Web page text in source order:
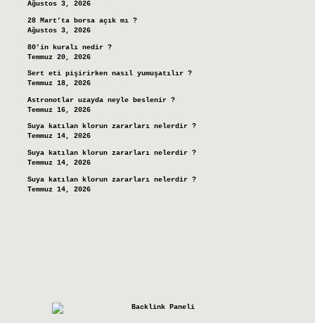
Ağustos 3, 2026
28 Mart’ta borsa açık mı ?
Ağustos 3, 2026
80’in kuralı nedir ?
Temmuz 20, 2026
Sert eti pişirirken nasıl yumuşatılır ?
Temmuz 18, 2026
Astronotlar uzayda neyle beslenir ?
Temmuz 16, 2026
Suya katılan klorun zararları nelerdir ?
Temmuz 14, 2026
Suya katılan klorun zararları nelerdir ?
Temmuz 14, 2026
Suya katılan klorun zararları nelerdir ?
Temmuz 14, 2026